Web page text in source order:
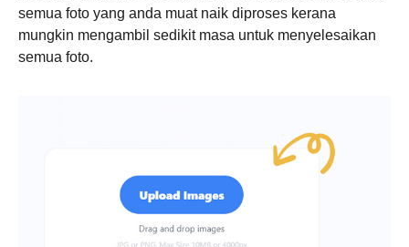
semua foto yang anda muat naik diproses kerana
mungkin mengambil sedikit masa untuk menyelesaikan
semua foto.